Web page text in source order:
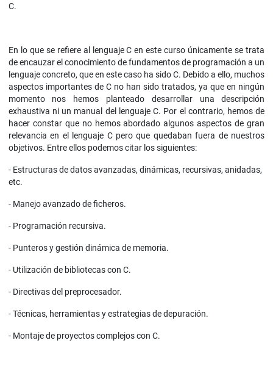
C.
En lo que se refiere al lenguaje C en este curso únicamente se trata
de encauzar el conocimiento de fundamentos de programación a un
lenguaje concreto, que en este caso ha sido C. Debido a ello, muchos
aspectos importantes de C no han sido tratados, ya que en ningún
momento nos hemos planteado desarrollar una descripción
exhaustiva ni un manual del lenguaje C. Por el contrario, hemos de
hacer constar que no hemos abordado algunos aspectos de gran
relevancia en el lenguaje C pero que quedaban fuera de nuestros
objetivos. Entre ellos podemos citar los siguientes:
- Estructuras de datos avanzadas, dinámicas, recursivas, anidadas,
etc.
- Manejo avanzado de ficheros.
- Programación recursiva.
- Punteros y gestión dinámica de memoria.
- Utilización de bibliotecas con C.
- Directivas del preprocesador.
- Técnicas, herramientas y estrategias de depuración.
- Montaje de proyectos complejos con C.